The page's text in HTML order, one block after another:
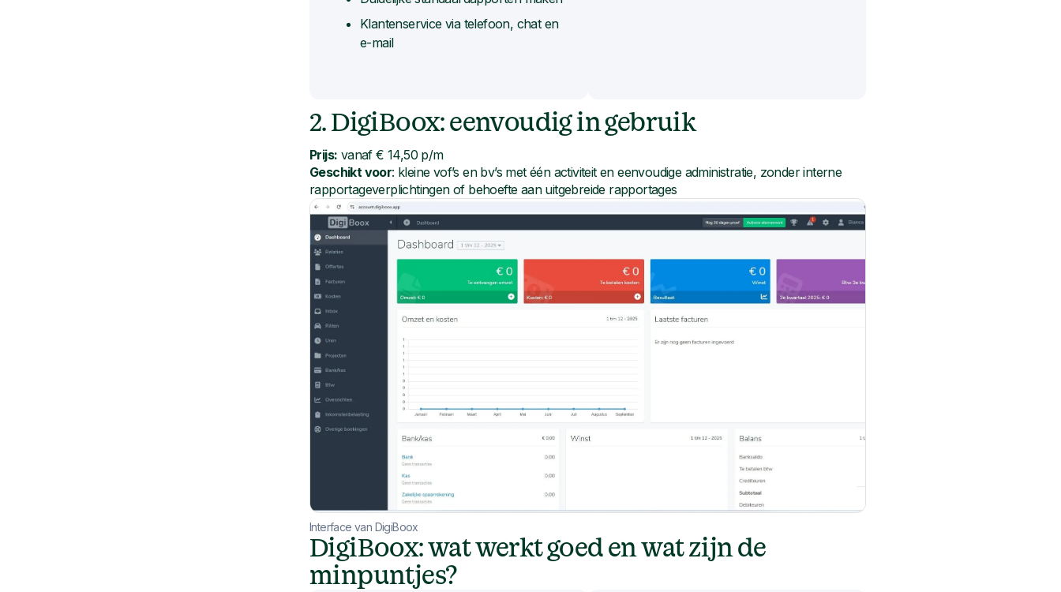
Klantenservice via telefoon, chat en
e-mail
2. DigiBoox: eenvoudig in gebruik
Prijs: vanaf € 14,50 p/m
Geschikt voor: kleine vof’s en bv’s met één activiteit en eenvoudige administratie, zonder interne
rapportageverplichtingen of behoefte aan uitgebreide rapportages
Interface van DigiBoox
DigiBoox: wat werkt goed en wat zijn de
minpuntjes?